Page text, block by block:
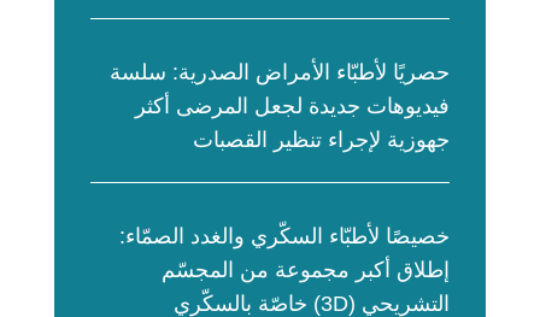
حصريًا لأطبّاء الأمراض الصدرية: سلسة
فيديوهات جديدة لجعل المرضى أكثر
جهوزية لإجراء تنظير القصبات
خصيصًا لأطبّاء السكّري والغدد الصمّاء:
إطلاق أكبر مجموعة من المجسّم
التشريحي (3D) خاصّة بالسكّري